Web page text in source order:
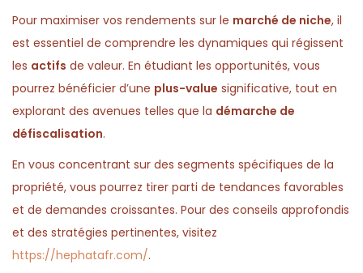
g
a
t
o
e
n
t
s
t
e
d
o
n
y
1
5
,
2
s
t
e
d
i
Pour maximiser vos rendements sur le marché de niche, il
est essentiel de comprendre les dynamiques qui régissent
les actifs de valeur. En étudiant les opportunités, vous
pourrez bénéficier d’une plus-value significative, tout en
explorant des avenues telles que la démarche de
défiscalisation.
En vous concentrant sur des segments spécifiques de la
propriété, vous pourrez tirer parti de tendances favorables
et de demandes croissantes. Pour des conseils approfondis
et des stratégies pertinentes, visitez
https://hephatafr.com/.